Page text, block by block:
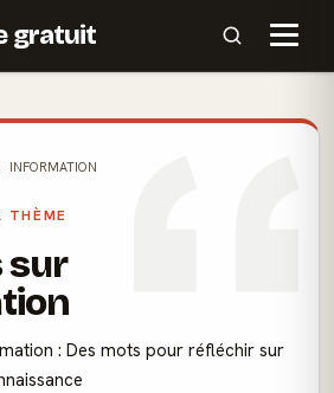
gratuit
INFORMATION
THÈME
sur
: Des mots pour réfléchir sur